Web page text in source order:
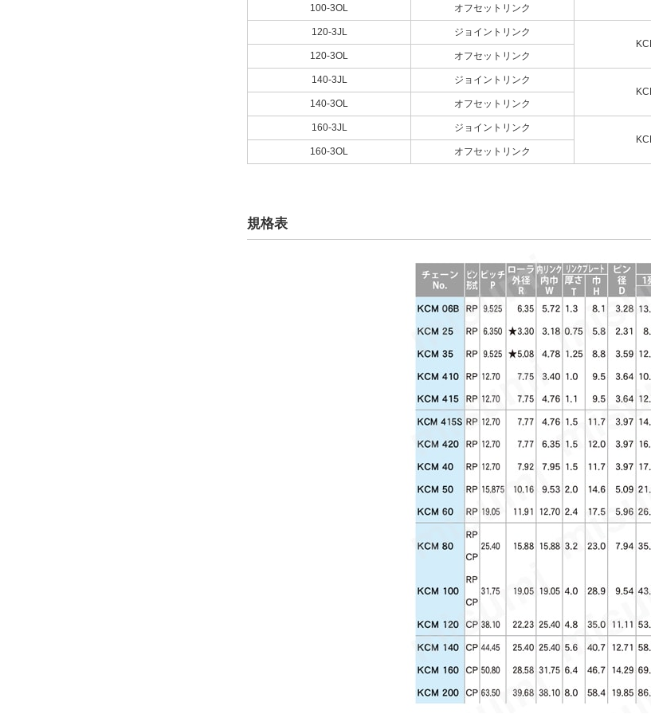
100-3OL
オフセットリンク
120-3JL
ジョイントリンク
120-3OL
オフセットリンク
140-3JL
ジョイントリンク
140-3OL
オフセットリンク
160-3JL
ジョイントリンク
160-3OL
オフセットリンク
規格表